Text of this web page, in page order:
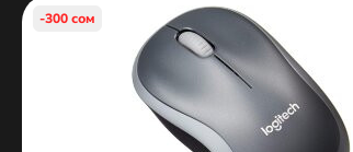
-300 сом